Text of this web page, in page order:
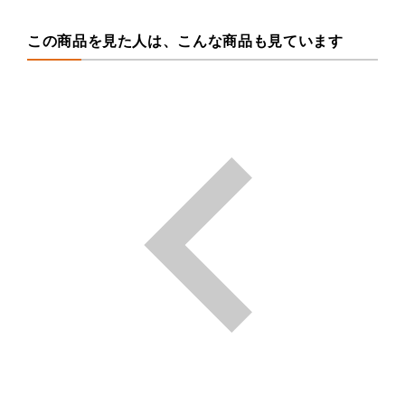
この商品を見た人は、こんな商品も見ています